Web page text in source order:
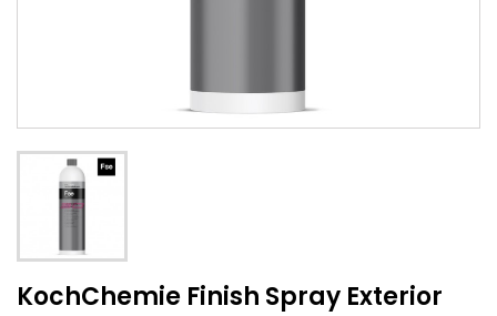
KochChemie Finish Spray Exterior